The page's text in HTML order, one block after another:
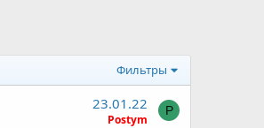
Фильтры
23.01.22
Postym
P